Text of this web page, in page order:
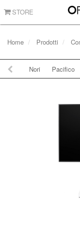
STORE
Home Prodotti
Nori Pacifico